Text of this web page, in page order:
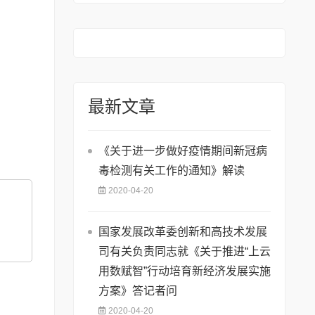
最新文章
《关于进一步做好疫情期间新冠病
毒检测有关工作的通知》解读
2020-04-20
国家发展改革委创新和高技术发展
司有关负责同志就《关于推进“上云
用数赋智”行动培育新经济发展实施
方案》答记者问
2020-04-20